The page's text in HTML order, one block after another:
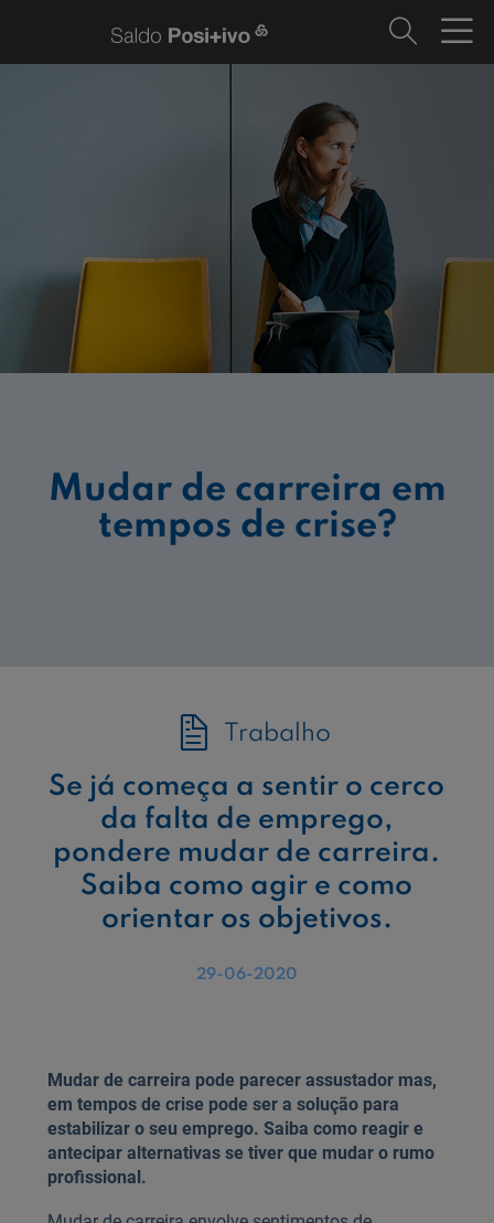
Mudar de carreira em
tempos de crise?
Trabalho
Se já começa a sentir o cerco
da falta de emprego,
pondere mudar de carreira.
Saiba como agir e como
orientar os objetivos.
29-06-2020
Mudar de carreira pode parecer assustador mas,
em tempos de crise pode ser a solução para
estabilizar o seu emprego. Saiba como reagir e
antecipar alternativas se tiver que mudar o rumo
profissional.